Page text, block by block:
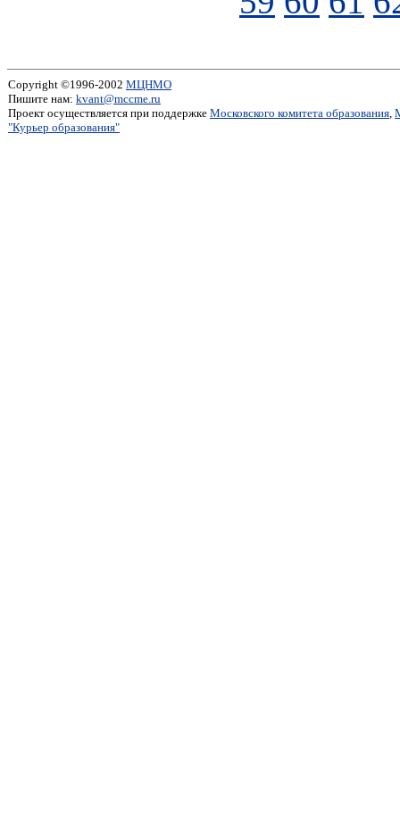
Copyright ©1996-2002 МЦНМО
Пишите нам: kvant@mccme.ru
Проект осуществляется при поддержке Московского комитета образования,
"Курьер образования"